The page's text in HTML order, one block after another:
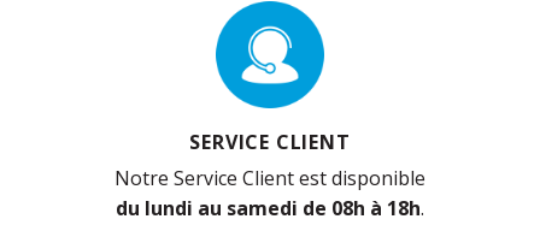
SERVICE CLIENT
Notre Service Client est disponible
du lundi au samedi de 08h à 18h.